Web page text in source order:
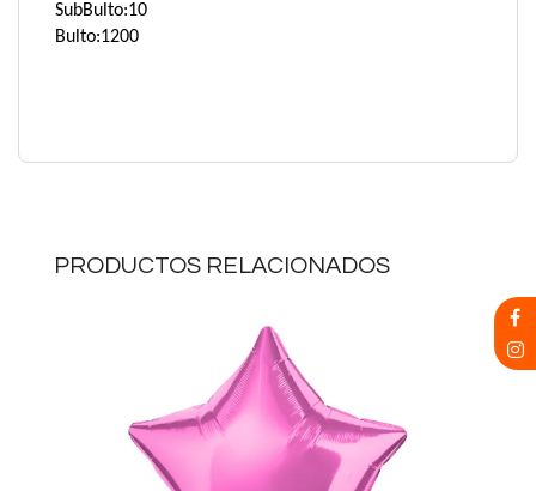
SubBulto:10
Bulto:1200
PRODUCTOS RELACIONADOS